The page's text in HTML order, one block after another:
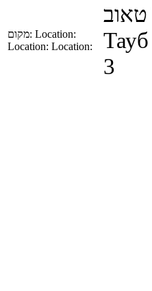
מקום: Location:
Location: Location:
טאוב
Тауб
3